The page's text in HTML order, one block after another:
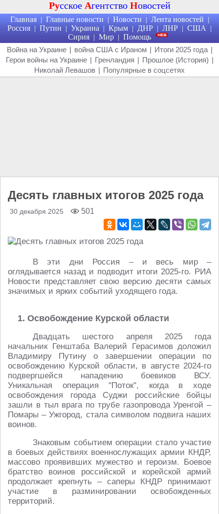
Русское Агентство Новостей
Главная | Главные новости | Новости | Лента новостей |
Россия | Путин | Украина | Крым | ДНР | ЛНР | США |
Сирия | Мир | Помощь
Война на Украине | война США с Ираном | Итоги 2025 года |
Герои войны на Украине | Гренландия | Прошлое (История) |
Николай Левашов | Популярные в соцсетях
Десять главных итогов 2025 года
30 декабря 2025 501
В эти дни Россия – и весь мир –
оглядывается назад и подводит итоги 2025-го. РИА
Новости представляет свою версию десяти самых
значимых и ярких событий уходящего года.
1. Освобождение Курской области
Двадцать шестого апреля 2025 года
начальник Генштаба Валерий Герасимов доложил
Владимиру Путину о завершении операции по
освобождению Курской области, в августе 2024-го
подвергшейся нападению боевиков ВСУ.
Уникальная операция "Поток", когда в ходе
освобождения города Суджи российские бойцы
зашли в тыл врага по трубе газопровода Уренгой –
Помары – Ужгород, стала символом подвига наших
воинов.
Знаковым событием операции стало участие
в боевых действиях военнослужащих армии КНДР,
массово проявивших мужество и героизм. Боевое
братство воинов российской и корейской армий
продолжает крепнуть – саперы КНДР принимают
участие в разминировании освобожденных
территорий.